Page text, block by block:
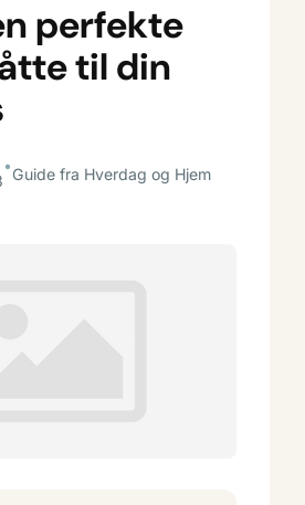
perfekte
til din
•Guide fra Hverdag og Hjem